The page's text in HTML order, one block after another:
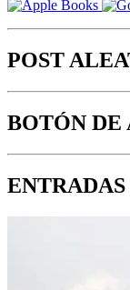
POST
BOTÓN DE